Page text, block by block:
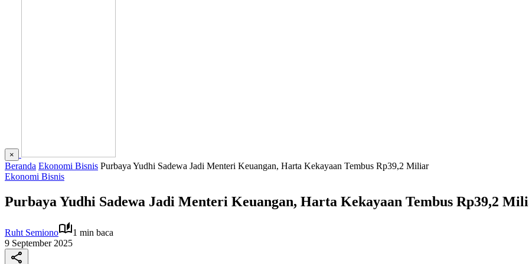
×
Beranda Ekonomi Bisnis Purbaya Yudhi Sadewa Jadi Menteri Keuangan, Harta Kekayaan Tembus Rp39,2 Miliar
Ekonomi Bisnis
Purbaya Yudhi Sadewa Jadi Menteri Keuangan, Harta Kekayaan Tembus Rp39,2
Ruht Semiono
1 min baca
9 September 2025